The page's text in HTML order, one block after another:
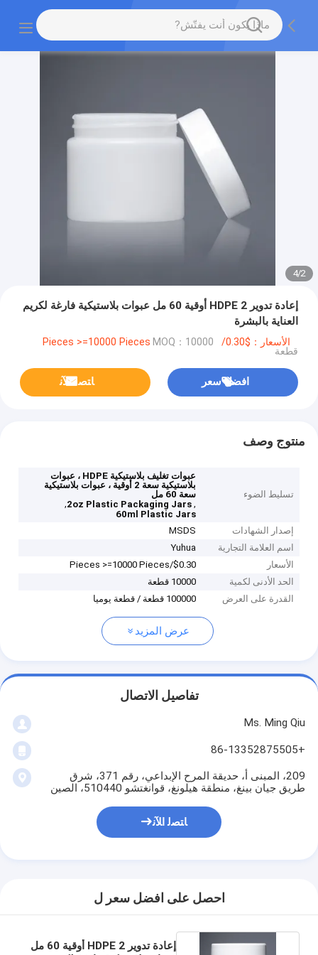
2
/
4
إعادة تدوير HDPE 2 أوقية 60 مل عبوات بلاستيكية فارغة لكريم
العناية بالبشرة
الأسعار：$0.30/Pieces >=10000 Pieces MOQ：10000
قطعة
افضل سعر ﺎﺘﺼﻟ ﺍﻶﻧ
منتوج وصف
تسليط الضوء
عبوات تغليف بلاستيكية HDPE ، عبوات
بلاستيكية سعة 2 أوقية ، عبوات بلاستيكية
سعة 60 مل
,
2oz Plastic Packaging Jars
,
60ml Plastic Jars
إصدار الشهادات
MSDS
اسم العلامة التجارية
Yuhua
الأسعار
$0.30/Pieces >=10000 Pieces
الحد الأدنى لكمية
10000 قطعة
القدرة على العرض
100000 قطعة / قطعة يوميا
عرض المزيد
تفاصيل الاتصال
Ms. Ming Qiu
+86-13352875505
209، المبنى أ، حديقة المرح الإبداعي، رقم 371، شرق
طريق جيان بينغ، منطقة هيلونغ، قوانغتشو 510440، الصين
ﺎﺘﺼﻟ ﺍﻶﻧ
احصل على افضل سعر ل
إعادة تدوير HDPE 2 أوقية 60 مل